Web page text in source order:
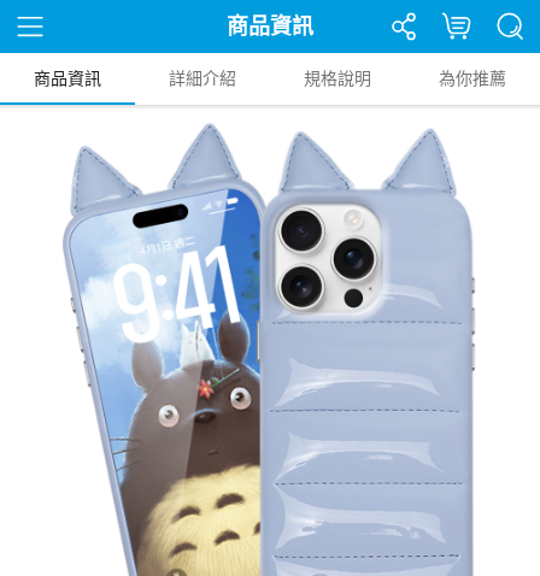
商品資訊
商品資訊 詳細介紹 規格說明 為你推薦